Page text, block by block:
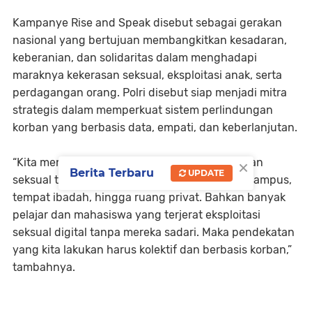
Kampanye Rise and Speak disebut sebagai gerakan
nasional yang bertujuan membangkitkan kesadaran,
keberanian, dan solidaritas dalam menghadapi
maraknya kekerasan seksual, eksploitasi anak, serta
perdagangan orang. Polri disebut siap menjadi mitra
strategis dalam memperkuat sistem perlindungan
korban yang berbasis data, empati, dan keberlanjutan.
“Kita menyaksikan sendiri bagaimana kekerasan
seksual tidak lagi mengenal ruang—terjadi di kampus,
tempat ibadah, hingga ruang privat. Bahkan banyak
pelajar dan mahasiswa yang terjerat eksploitasi
seksual digital tanpa mereka sadari. Maka pendekatan
yang kita lakukan harus kolektif dan berbasis korban,”
tambahnya.
×
Berita Terbaru UPDATE